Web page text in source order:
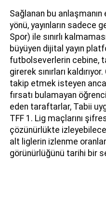
Sağlanan bu
yönü, yayınların sadece
Spor) ile sınırlı
büyüyen dijital yayın
futbolseverlerin cebine,
girerek sınırları
takip etmek isteyen
fırsatı bulamayan
eden taraftarlar, Tabii
TFF 1. Lig maçlarını
çözünürlükte
alt liglerin izlenme
görünürlüğünü tarihi bir